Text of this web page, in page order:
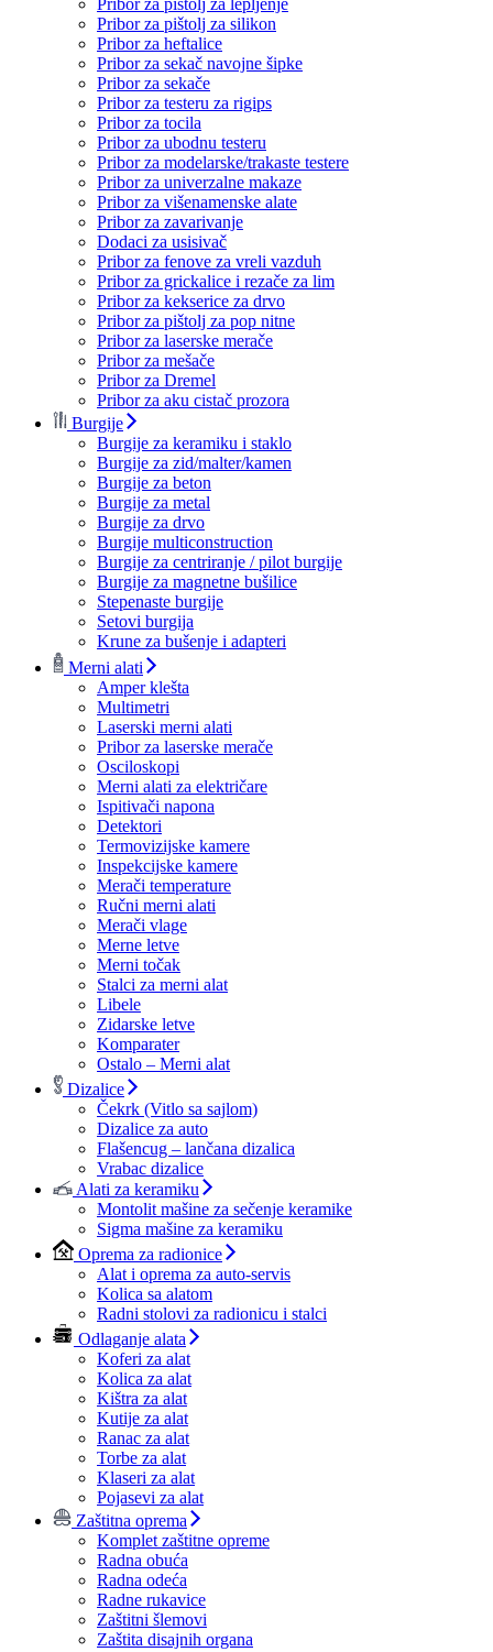
Pribor za pištolj za lepljenje
Pribor za pištolj za silikon
Pribor za heftalice
Pribor za sekač navojne šipke
Pribor za sekače
Pribor za testeru za rigips
Pribor za tocila
Pribor za ubodnu testeru
Pribor za modelarske/trakaste testere
Pribor za univerzalne makaze
Pribor za višenamenske alate
Pribor za zavarivanje
Dodaci za usisivač
Pribor za fenove za vreli vazduh
Pribor za grickalice i rezače za lim
Pribor za kekserice za drvo
Pribor za pištolj za pop nitne
Pribor za laserske merače
Pribor za mešače
Pribor za Dremel
Pribor za aku cistač prozora
Burgije
Burgije za keramiku i staklo
Burgije za zid/malter/kamen
Burgije za beton
Burgije za metal
Burgije za drvo
Burgije multiconstruction
Burgije za centriranje / pilot burgije
Burgije za magnetne bušilice
Stepenaste burgije
Setovi burgija
Krune za bušenje i adapteri
Merni alati
Amper klešta
Multimetri
Laserski merni alati
Pribor za laserske merače
Osciloskopi
Merni alati za električare
Ispitivači napona
Detektori
Termovizijske kamere
Inspekcijske kamere
Merači temperature
Ručni merni alati
Merači vlage
Merne letve
Merni točak
Stalci za merni alat
Libele
Zidarske letve
Komparater
Ostalo – Merni alat
Dizalice
Čekrk (Vitlo sa sajlom)
Dizalice za auto
Flašencug – lančana dizalica
Vrabac dizalice
Alati za keramiku
Montolit mašine za sečenje keramike
Sigma mašine za keramiku
Oprema za radionice
Alat i oprema za auto-servis
Kolica sa alatom
Radni stolovi za radionicu i stalci
Odlaganje alata
Koferi za alat
Kolica za alat
Kištra za alat
Kutije za alat
Ranac za alat
Torbe za alat
Klaseri za alat
Pojasevi za alat
Zaštitna oprema
Komplet zaštitne opreme
Radna obuća
Radna odeća
Radne rukavice
Zaštitni šlemovi
Zaštita disajnih organa